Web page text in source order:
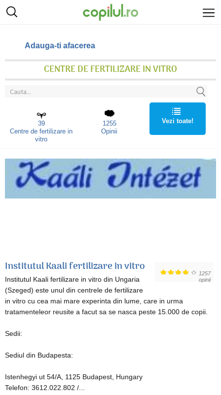
Adauga-ti afacerea
CENTRE DE FERTILIZARE IN VITRO
39
Centre de fertilizare in
vitro
1255
Opinii
Vezi toate!
1257
opinii
Institutul Kaali fertilizare in vitro
Institutul Kaali fertilizare in vitro din Ungaria
(Szeged) este unul din centrele de fertilizare
in vitro cu cea mai mare experinta din lume, care in urma
tratamenteleor reusite a facut sa se nasca peste 15.000 de copii.
Sedii:
Sediul din Budapesta:
Istenhegyi ut 54/A, 1125 Budapest, Hungary
Telefon: 3612.022.802 /...